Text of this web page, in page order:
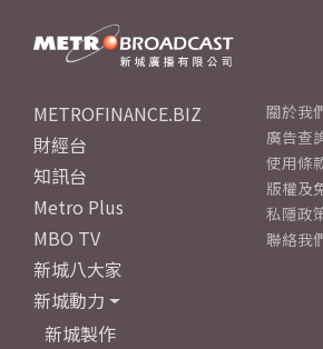
METROFINANCE.BIZ
財經台
知訊台
Metro Plus
MBO TV
新城八大家
新城動力
新城製作
關於我
廣告查
使用條
版權及
私隱政
聯絡我